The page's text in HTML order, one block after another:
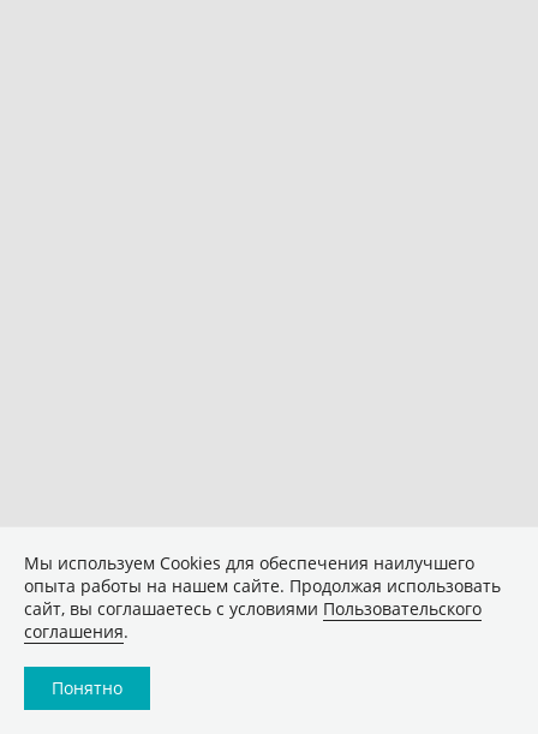
Мы используем Сookies для обеспечения наилучшего
опыта работы на нашем сайте. Продолжая использовать
сайт, вы соглашаетесь с условиями Пользовательского
соглашения.
Понятно